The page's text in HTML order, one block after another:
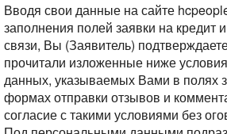
Вводя свои данные на сайте
заполнения полей заявки на
связи, Вы (Заявитель)
прочитали изложенные ниже
данных, указываемых Вами в полях
формах отправки отзывов и
согласие с такими условиями без